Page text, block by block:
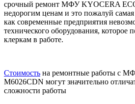
срочный ремонт МФУ KYOCERA
недорогим ценам и это пожалуй самая
как современные предприятия
технического оборудования, которое
клеркам в работе.
Стоимость на ремонтные работы с
M6026CDN могут значительно
сложности работы